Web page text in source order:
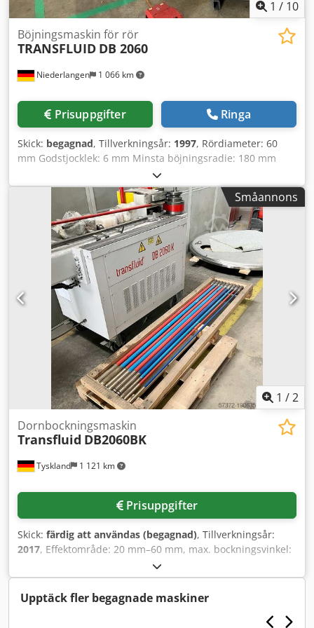
1 / 10
Niederlangen 1 066 km
Böjningsmaskin för rör
TRANSFLUID DB 2060
Prisuppgifter Ringa
Skick: begagnad, Tillverkningsår: 1997, Rördiameter: 60
mm Godstjocklek: 6 mm Minsta böjningsradie: 180 mm
Totalt effektbehov: 5,5 kW Dksdst I D Uxepfx Adqsr
Maskinvikt: ca 1300 kg Utrymmesbehov: ca 3500 x 1250 x
1300 mm Beskrivning: Rundrör stål (S235): 60,0 x 6,0 mm
Rundrör rostfritt stål (S 355): 60,0 x 4,0 mm Fyrkantsrör
stål: 50 x 50 x 4,0 mm Rektangulärrör stål: 60 x 40 x 2,0 mm
Max. användningslängd: 3048 mm Böjhastighet: 10°/s Inkl.
verktyg (se foton) Dorn saknas, kan eftermonteras.
Småannons
1 /2
Tyskland 1 121 km
Dornbockningsmaskin
Transfluid DB2060BK
Prisuppgifter
Skick: färdig att användas (begagnad), Tillverkningsår:
2017, Effektområde: 20 mm–60 mm, max. bockningsvinkel:
180°+10°, max. bockningsradie: 150 mm, nytt längdmått:
3048 mm, bockningshöjd: 1050 mm, max.
böjmotståndsmoment: 12,1 cm³, bockningstolerans:
+/-0,1°, driftstryck: 200 bar, anslutningseffekt: 4 kW,
maskindimensioner (L/B/H): ca 2000 mm/900 mm/1200
Upptäck fler begagnade maskiner